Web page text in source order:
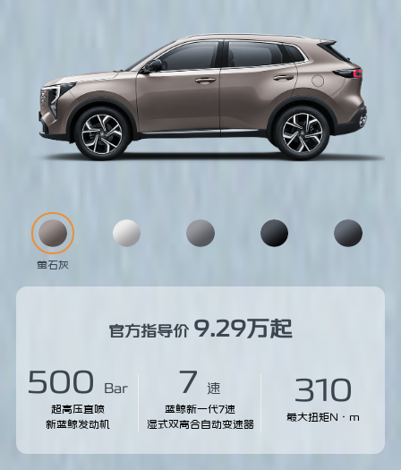
萤石灰
官方指导价 9.29万起
500 Bar
超高压直喷
新蓝鲸发动机
7速
蓝鲸新一代7速
湿式双离合自动变速器
310
最大扭矩N·m